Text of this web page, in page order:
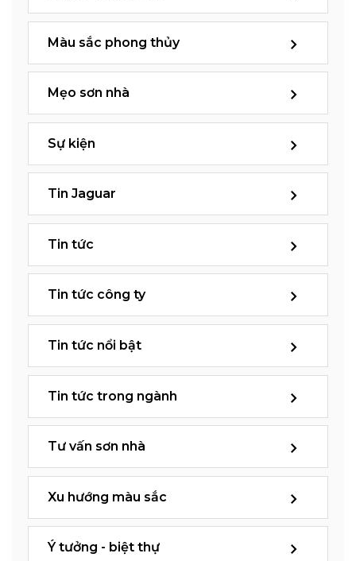
Màu sắc phong thủy
Mẹo sơn nhà
Sự kiện
Tin Jaguar
Tin tức
Tin tức công ty
Tin tức nổi bật
Tin tức trong ngành
Tư vấn sơn nhà
Xu hướng màu sắc
Ý tưởng - biệt thự